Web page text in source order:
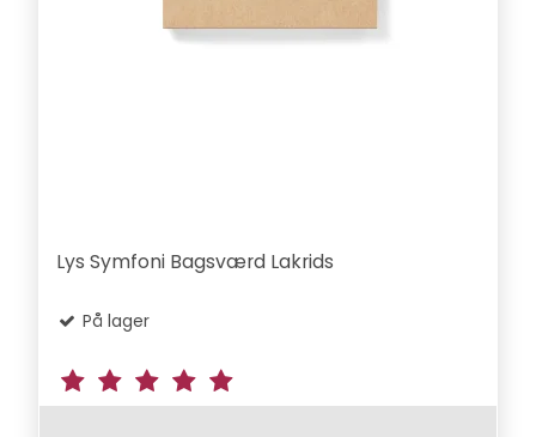
Lys Symfoni Bagsværd Lakrids
På lager